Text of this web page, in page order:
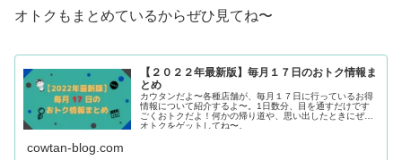
オトクもまとめているからぜひ見てね〜
【２０２２年最新版】毎月１７日のおトク情報ま
とめ
カウタンだよ〜各種店舗が、毎月１７日に行っているお得
情報について紹介するよ〜。1日数分、目を通すだけです
ごくおトクだよ！何かの帰り道や、思い出したときにぜひ
オトクをゲットしてね〜。
cowtan-blog.com